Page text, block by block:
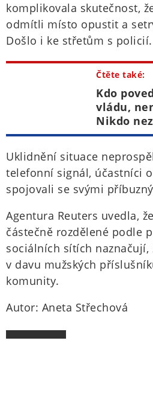
komplikovala skutečnost,
odmítli místo opustit a
Došlo i ke střetům s policií.
Čtěte také:
Kdo
vládu,
Nikdo
Uklidnění situace
telefonní signál, účastníci
spojovali se svými
Agentura Reuters uvedla,
částečně rozdělené podle
sociálních sítích naznačují,
v davu mužských
komunity.
Autor: Aneta Střechová